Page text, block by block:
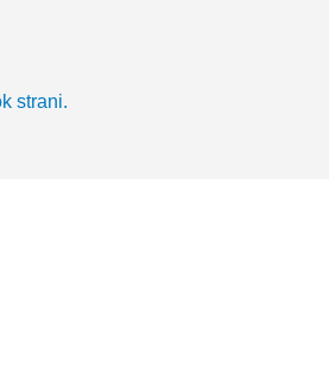
strani.